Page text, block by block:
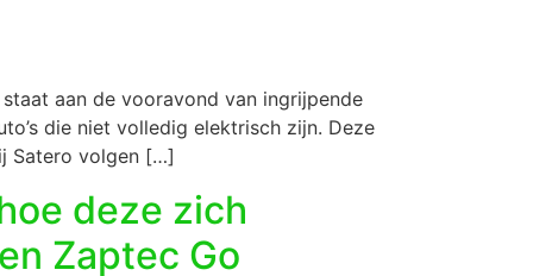
aan de vooravond van ingrijpende
die niet volledig elektrisch zijn. Deze
Satero volgen […]
deze zich
Zaptec Go